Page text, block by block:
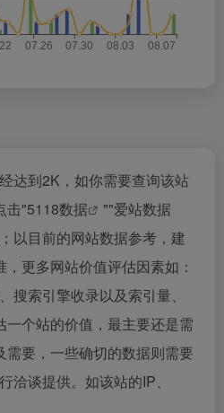
达到2K，如你需要查询该站
击"5118数据 ""爱站数据
以目前的网站数据参考，建
更多网站价值评估因素如：
搜索引擎收录以及索引量、
一个站的价值，最主要还是需
要，一些确切的数据则需要
洽谈提供。如该站的IP、